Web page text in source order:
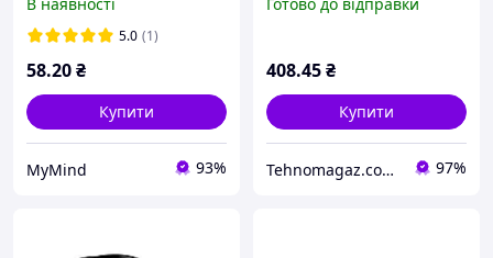
(AT-905)
5.0 (1)
58.20₴
Купити
MyMind 93%
408.45₴
Купити
Tehnomagaz.com.ua - це передовий інтернет-магазин, спеціалізуючийся на продажу техніки 97%